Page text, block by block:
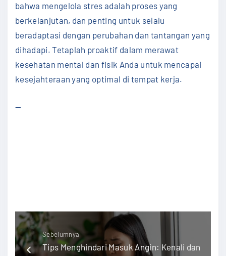
bahwa mengelola stres adalah proses yang
berkelanjutan, dan penting untuk selalu
beradaptasi dengan perubahan dan tantangan yang
dihadapi. Tetaplah proaktif dalam merawat
kesehatan mental dan fisik Anda untuk mencapai
kesejahteraan yang optimal di tempat kerja.
—
Sebelumnya
Tips Menghindari Masuk Angin: Kenali dan